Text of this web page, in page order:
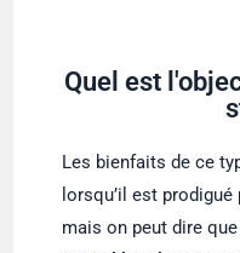
Quel est
Les bienfaits de ce
lorsqu’il est
mais on peut dire